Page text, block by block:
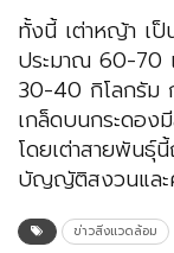
ทั้งนี้ เต่าหญ้า เป็
ประมาณ 60-70
30-40 กิโลกรัม
เกล็ดบนกระดอ
โดยเต่าสายพันธุ์
บัญญัติสงวนและ
ข่าวสิ่งแวดล้อม